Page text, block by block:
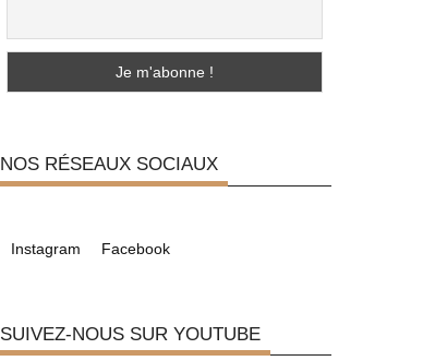
NOS RÉSEAUX SOCIAUX
Instagram Facebook
SUIVEZ-NOUS SUR YOUTUBE